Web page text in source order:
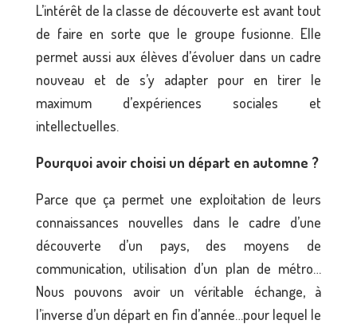
L’intérêt de la classe de découverte est avant tout
de faire en sorte que le groupe fusionne. Elle
permet aussi aux élèves d’évoluer dans un cadre
nouveau et de s’y adapter pour en tirer le
maximum d’expériences sociales et
intellectuelles.
Pourquoi avoir choisi un départ en automne ?
Parce que ça permet une exploitation de leurs
connaissances nouvelles dans le cadre d’une
découverte d’un pays, des moyens de
communication, utilisation d’un plan de métro…
Nous pouvons avoir un véritable échange, à
l’inverse d’un départ en fin d’année…pour lequel le